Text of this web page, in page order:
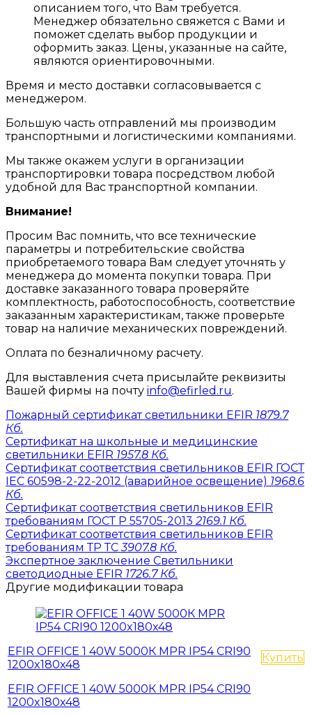
описанием того, что Вам требуется.
Менеджер обязательно свяжется с Вами и
поможет сделать выбор продукции и
оформить заказ. Цены, указанные на сайте,
являются ориентировочными.
Время и место доставки согласовывается с
менеджером.
Большую часть отправлений мы производим
транспортными и логистическими компаниями.
Мы также окажем услуги в организации
транспортировки товара посредством любой
удобной для Вас транспортной компании.
Внимание!
Просим Вас помнить, что все технические
параметры и потребительские свойства
приобретаемого товара Вам следует уточнять у
менеджера до момента покупки товара. При
доставке заказанного товара проверяйте
комплектность, работоспособность, соответствие
заказанным характеристикам, также проверьте
товар на наличие механических повреждений.
Оплата по безналичному расчету.
Для выставления счета присылайте реквизиты
Вашей фирмы на почту info@efirled.ru.
Пожарный сертификат светильники EFIR 1879.7
Кб.
Сертификат на школьные и медицинские
светильники EFIR 1957.8 Кб.
Сертификат соответствия светильников EFIR ГОСТ
IEC 60598-2-22-2012 (аварийное освещение) 1968.6
Кб.
Сертификат соответствия светильников EFIR
требованиям ГОСТ Р 55705-2013 2169.1 Кб.
Сертификат соответствия светильников EFIR
требованиям ТР ТС 3907.8 Кб.
Экспертное заключение Светильники
светодиодные EFIR 1726.7 Кб.
Другие модификации товара
EFIR OFFICE 1 40W 5000К MPR IP54 CRI90
1200x180x48
EFIR OFFICE 1 40W 5000К MPR IP54 CRI90
1200x180x48
Купить